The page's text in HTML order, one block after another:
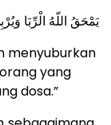
يَمْحَقُ اللّهُ الْرِّبَا
menyuburkan
yang
dosa.”